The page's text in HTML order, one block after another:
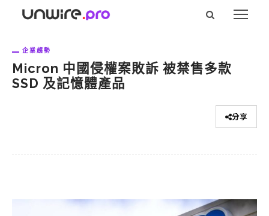
企業趨勢
Micron 中國侵權案敗訴 被禁售多款
SSD 及記憶體產品
分享